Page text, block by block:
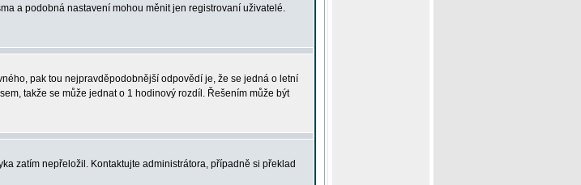
a podobná nastavení mohou měnit jen registrovaní uživatelé.
pak tou nejpravděpodobnější odpovědí je, že se jedná o letní
takže se může jednat o 1 hodinový rozdíl. Řešením může být
zatím nepřeložil. Kontaktujte administrátora, případně si překlad